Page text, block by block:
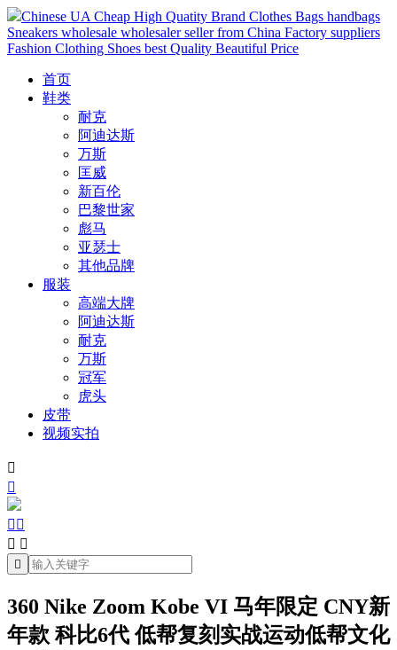
Chinese UA Cheap High Quatity Brand Clothes Bags handbags
Sneakers wholesale wholesaler seller from China Factory suppliers
Fashion Clothing Shoes best Quality Beautiful Price
首页
鞋类
耐克
阿迪达斯
万斯
匡威
新百伦
巴黎世家
彪马
亚瑟士
其他品牌
服装
高端大牌
阿迪达斯
耐克
万斯
冠军
虎头
皮带
视频实拍


 
 

360 Nike Zoom Kobe VI 马年限定 CNY新
年款 科比6代 低帮复刻实战运动低帮文化